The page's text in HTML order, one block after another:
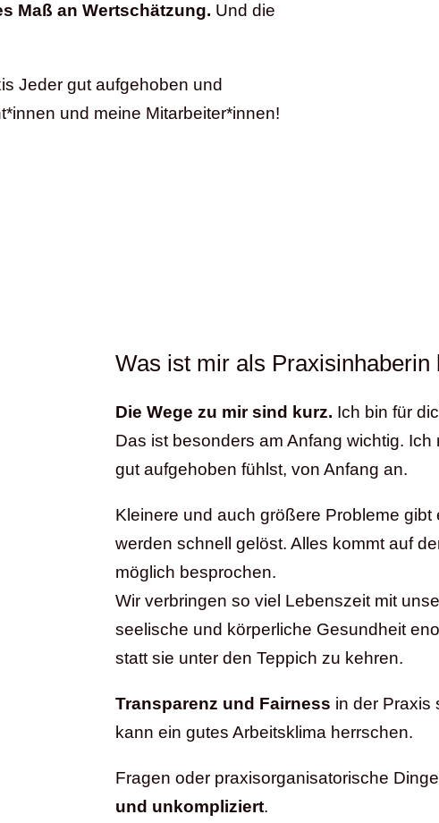
Maß an Wertschätzung. Und die
Jeder gut aufgehoben und
und meine Mitarbeiter*innen!
Was ist mir als Praxisinhaberin
Die Wege zu mir sind kurz. Ich bin für
Das ist besonders am Anfang wichtig.
gut aufgehoben fühlst, von Anfang an.
Kleinere und auch größere Probleme gibt
werden schnell gelöst. Alles kommt auf
möglich besprochen.
Wir verbringen so viel Lebenszeit mit
seelische und körperliche Gesundheit
statt sie unter den Teppich zu kehren.
Transparenz und Fairness in der Praxis
kann ein gutes Arbeitsklima herrschen.
Fragen oder praxisorganisatorische
und unkompliziert.